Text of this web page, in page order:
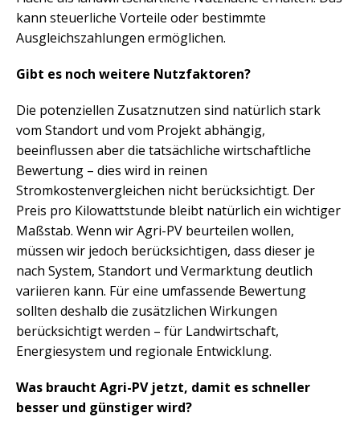
kann steuerliche Vorteile oder bestimmte
Ausgleichszahlungen ermöglichen.
Gibt es noch weitere Nutzfaktoren?
Die potenziellen Zusatznutzen sind natürlich stark
vom Standort und vom Projekt abhängig,
beeinflussen aber die tatsächliche wirtschaftliche
Bewertung – dies wird in reinen
Stromkostenvergleichen nicht berücksichtigt. Der
Preis pro Kilowattstunde bleibt natürlich ein wichtiger
Maßstab. Wenn wir Agri-PV beurteilen wollen,
müssen wir jedoch berücksichtigen, dass dieser je
nach System, Standort und Vermarktung deutlich
variieren kann. Für eine umfassende Bewertung
sollten deshalb die zusätzlichen Wirkungen
berücksichtigt werden – für Landwirtschaft,
Energiesystem und regionale Entwicklung.
Was braucht Agri-PV jetzt, damit es schneller
besser und günstiger wird?